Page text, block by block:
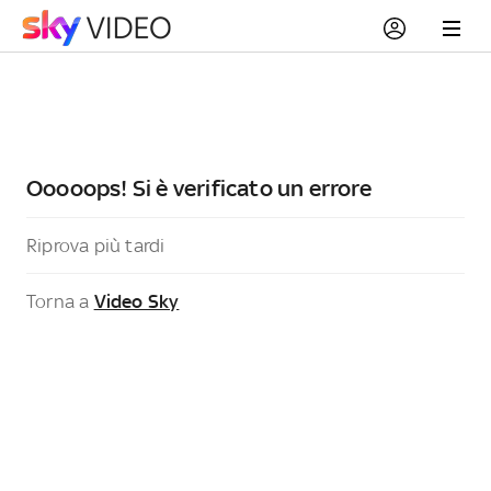
Ooooops! Si è verificato un errore
Riprova più tardi
Torna a Video Sky